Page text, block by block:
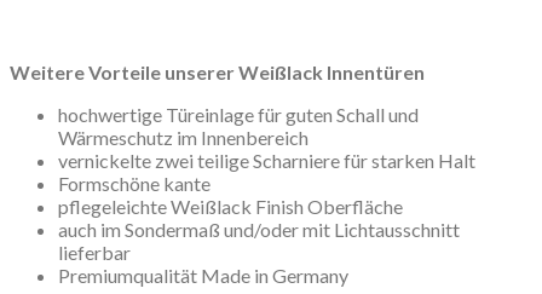
Weitere Vorteile unserer Weißlack Innentüren
hochwertige Türeinlage für guten Schall und
Wärmeschutz im Innenbereich
vernickelte zwei teilige Scharniere für starken Halt
Formschöne kante
pflegeleichte Weißlack Finish Oberfläche
auch im Sondermaß und/oder mit Lichtausschnitt
lieferbar
Premiumqualität Made in Germany